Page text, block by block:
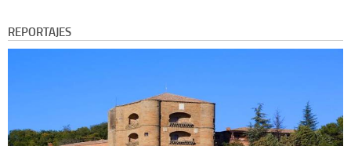
REPORTAJES